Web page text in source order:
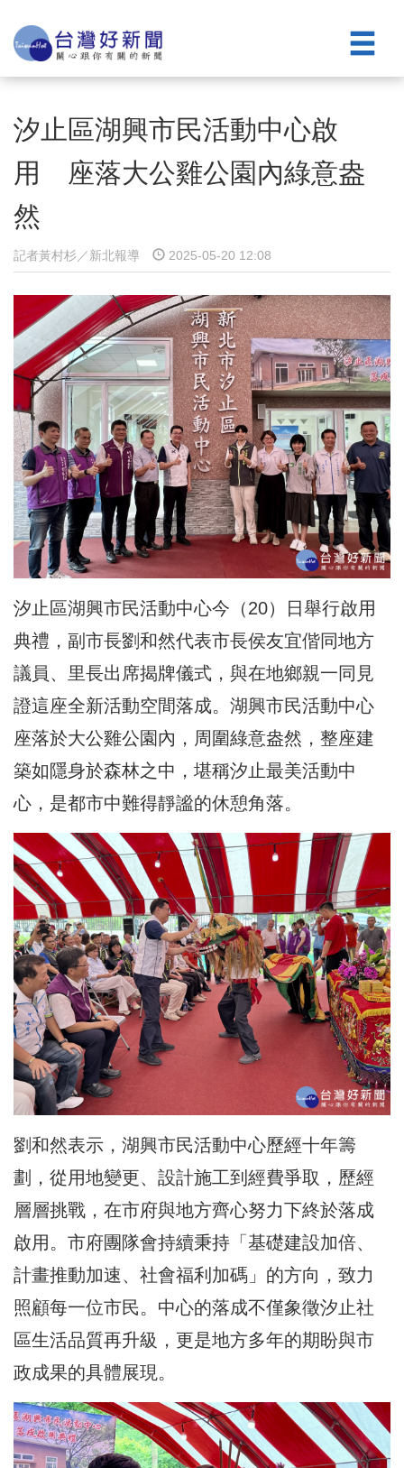
汐止區湖興市民活動中心啟
用 座落大公雞公園內綠意盎
然
記者黃村杉／新北報導 2025-05-20 12:08
汐止區湖興市民活動中心今（20）日舉行啟用
典禮，副市長劉和然代表市長侯友宜偕同地方
議員、里長出席揭牌儀式，與在地鄉親一同見
證這座全新活動空間落成。湖興市民活動中心
座落於大公雞公園內，周圍綠意盎然 ，整座建
築如隱身於森林之中，堪稱汐止最美活動中
心，是都市中難得靜謐的休憩角落。
劉和然表示，湖興市民活動中心歷經十年籌
劃，從用地變更、設計施工到經費爭取，歷經
層層挑戰，在市府與地方齊心努力下終於落成
啟用。市府團隊會持續秉持「基礎建設加倍、
計畫推動加速、社會福利加碼」的方向，致力
照顧每一位市民。中心的落成不僅象徵汐止社
區生活品質再升級，更是地方多年的期盼與市
政成果的具體展現。